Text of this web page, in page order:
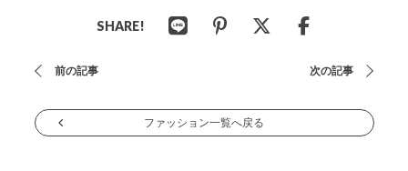
SHARE!
投
ナ
前の記事 次の記事
ファッション一覧へ戻る